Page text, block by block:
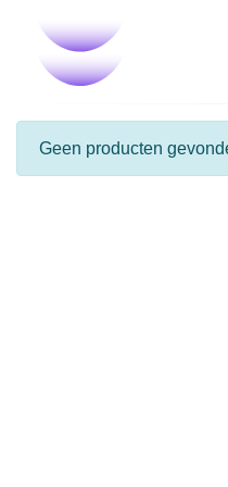
Geen producten